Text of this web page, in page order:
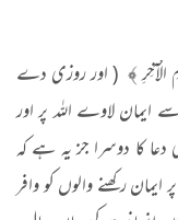
الْآخِرِ ﴾ ( اور روزی دے
لاوے اللہ پر اور
کا دوسرا جز یہ ہے کہ
رکھنے والوں کو وافر